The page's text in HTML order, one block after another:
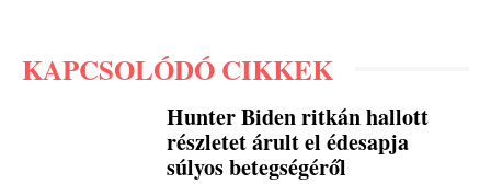
KAPCSOLÓDÓ CIKKEK
Hunter Biden ritkán hallott
részletet árult el édesapja
súlyos betegségéről